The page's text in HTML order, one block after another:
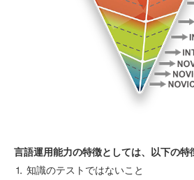
言語運用能力の特徴としては、以下の特
⒈ 知識のテストではないこと